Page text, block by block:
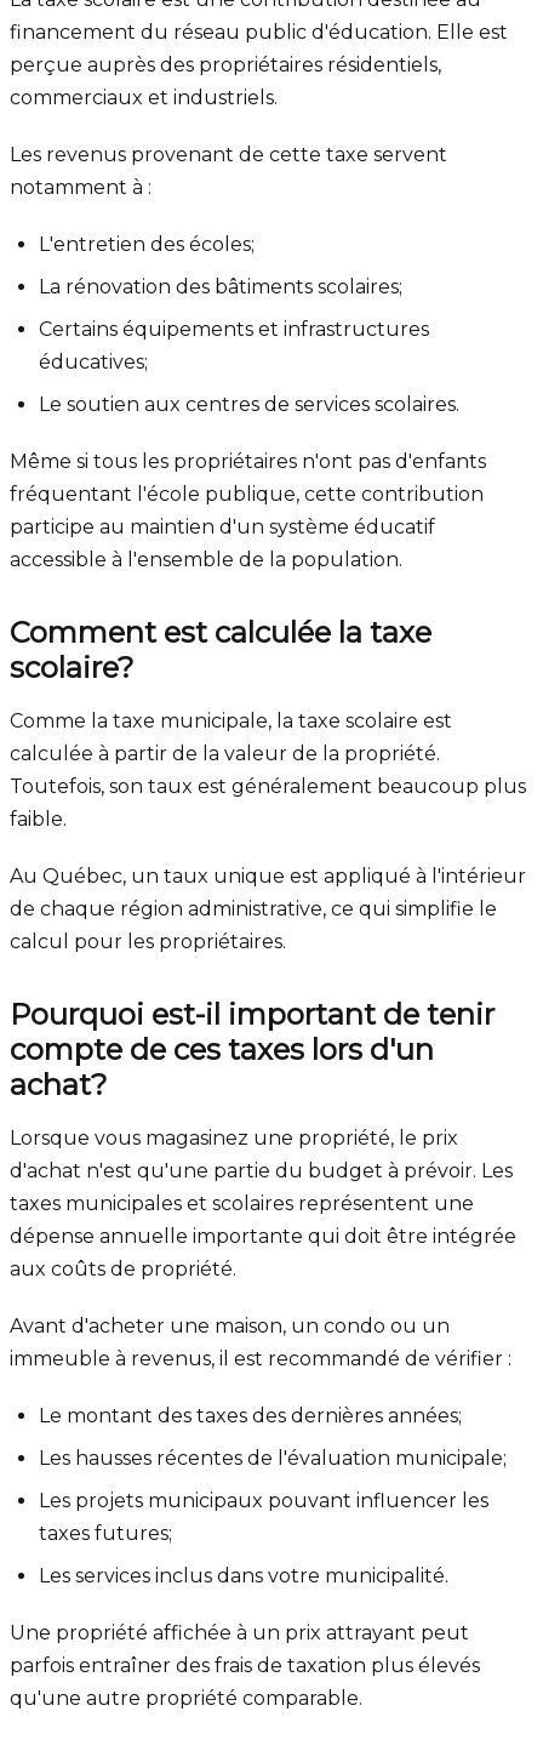
financement du réseau public d'éducation. Elle est
perçue auprès des propriétaires résidentiels,
commerciaux et industriels.
Les revenus provenant de cette taxe servent
notamment à :
L'entretien des écoles;
La rénovation des bâtiments scolaires;
Certains équipements et infrastructures
éducatives;
Le soutien aux centres de services scolaires.
Même si tous les propriétaires n'ont pas d'enfants
fréquentant l'école publique, cette contribution
participe au maintien d'un système éducatif
accessible à l'ensemble de la population.
Comment est calculée la taxe
scolaire?
Comme la taxe municipale, la taxe scolaire est
calculée à partir de la valeur de la propriété.
Toutefois, son taux est généralement beaucoup plus
faible.
Au Québec, un taux unique est appliqué à l'intérieur
de chaque région administrative, ce qui simplifie le
calcul pour les propriétaires.
Pourquoi est-il important de tenir
compte de ces taxes lors d'un
achat?
Lorsque vous magasinez une propriété, le prix
d'achat n'est qu'une partie du budget à prévoir. Les
taxes municipales et scolaires représentent une
dépense annuelle importante qui doit être intégrée
aux coûts de propriété.
Avant d'acheter une maison, un condo ou un
immeuble à revenus, il est recommandé de vérifier :
Le montant des taxes des dernières années;
Les hausses récentes de l'évaluation municipale;
Les projets municipaux pouvant influencer les
taxes futures;
Les services inclus dans votre municipalité.
Une propriété affichée à un prix attrayant peut
parfois entraîner des frais de taxation plus élevés
qu'une autre propriété comparable.